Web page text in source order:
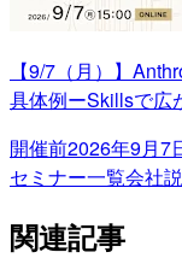
【9/7（月）】
具体例ーSkillsで広
開催前2026年9月7
セミナー一覧会社
関連記事